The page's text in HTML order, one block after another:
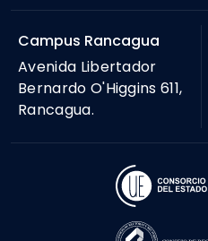
Campus Rancagua
Avenida Libertador
Bernardo O'Higgins 611,
Rancagua.